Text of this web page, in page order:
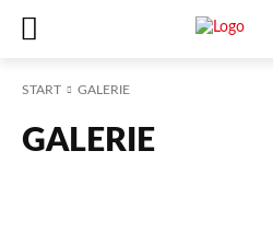
START GALERIE
GALERIE